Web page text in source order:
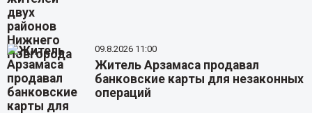
09.8.2026 11:00
Житель Арзамаса продавал
банковские карты для незаконных
операций